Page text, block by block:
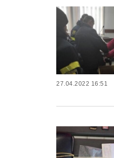
27.04.2022 16:51